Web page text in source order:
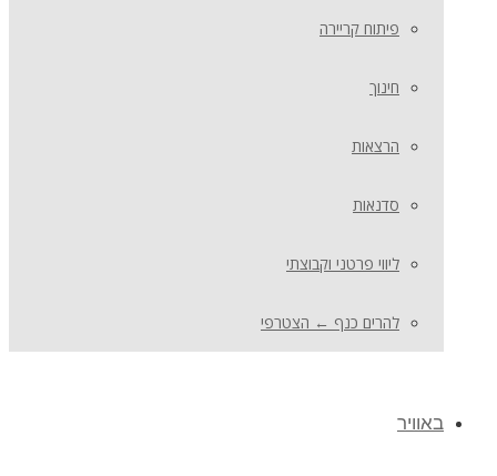
פיתוח קריירה
חינוך
הרצאות
סדנאות
ליווי פרטני וקבוצתי
להרים כנף ← הצטרפי
באוויר